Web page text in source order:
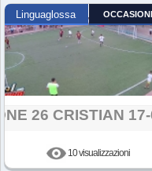
Linguaglossa
26 CRISTIAN
10 visualizzazioni